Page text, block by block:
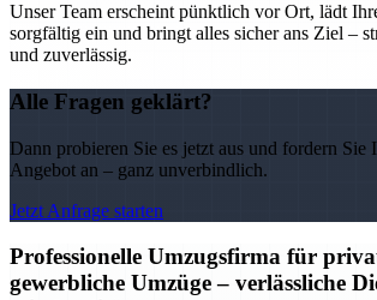
Unser Team erscheint pünktlich vor Ort, lädt
sorgfältig ein und bringt alles sicher ans Ziel –
und zuverlässig.
Alle Fragen geklärt?
Dann probieren Sie es jetzt aus und fordern Sie
Angebot an – ganz unverbindlich.
Jetzt Anfrage starten
Professionelle Umzugsfirma für
gewerbliche Umzüge – verlässliche